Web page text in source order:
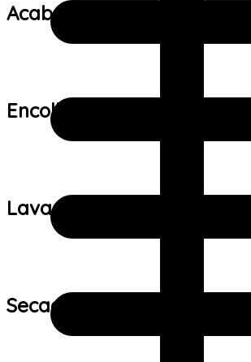
Acabamento:
Encolhimento:
Lavagem:
Secagem: